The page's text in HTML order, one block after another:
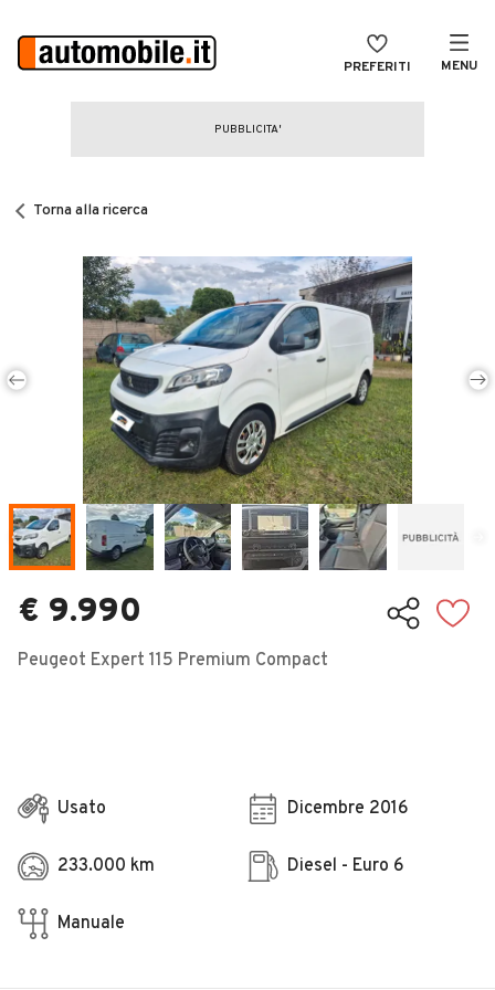
PREFERITI MENU
CERCA
Auto Nuove
Noleggio a lungo termine
Auto d'epoca
Moto
Camper
Veicoli Commerciali
Concessionari
Torna alla ricerca
€ 9.990
Peugeot Expert 115 Premium Compact
Usato Dicembre 2016
233.000 km Diesel - Euro 6
Manuale